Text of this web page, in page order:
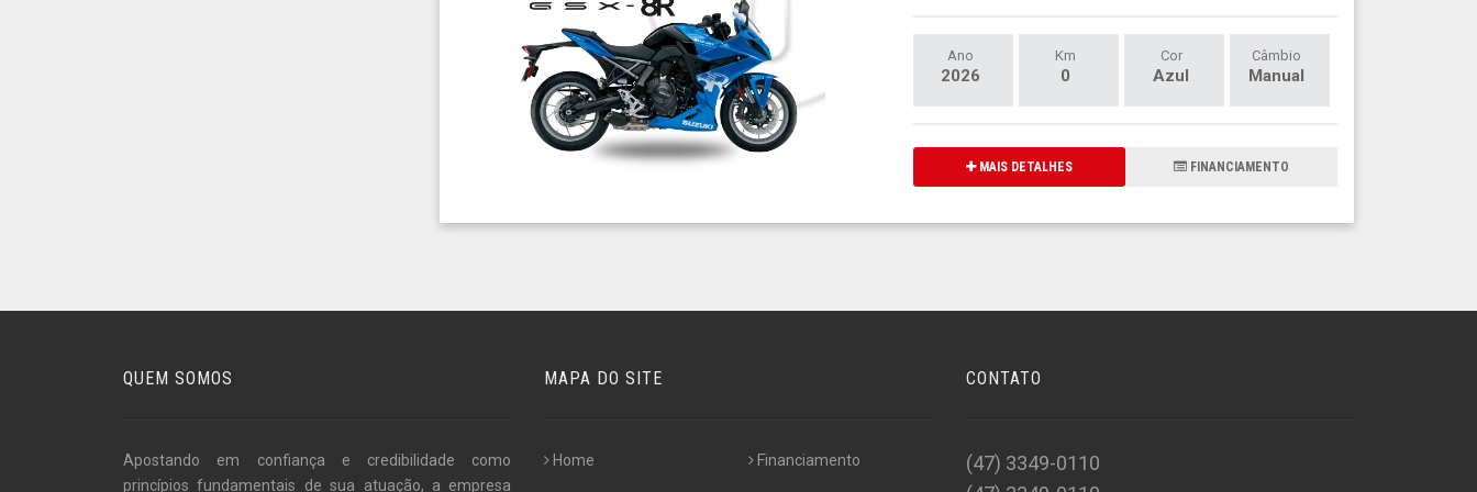
Ano
2026
Km
0
Cor
Azul
Câmbio
Manual
MAIS DETALHES FINANCIAMENTO
QUEM SOMOS
Apostando em confiança e credibilidade como
princípios fundamentais de sua atuação, a empresa
MAPA DO SITE
Home Financiamento
CONTATO
(47) 3349-0110